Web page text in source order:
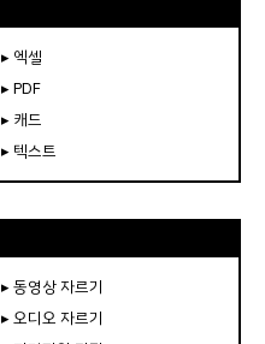
▸ 엑셀
▸ PDF
▸ 캐드
▸ 텍스트
▸ 동영상 자르기
▸ 오디오 자르기